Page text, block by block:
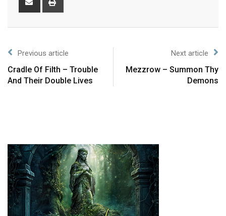
Previous article
Cradle Of Filth – Trouble
And Their Double Lives
Next article
Mezzrow – Summon Thy
Demons